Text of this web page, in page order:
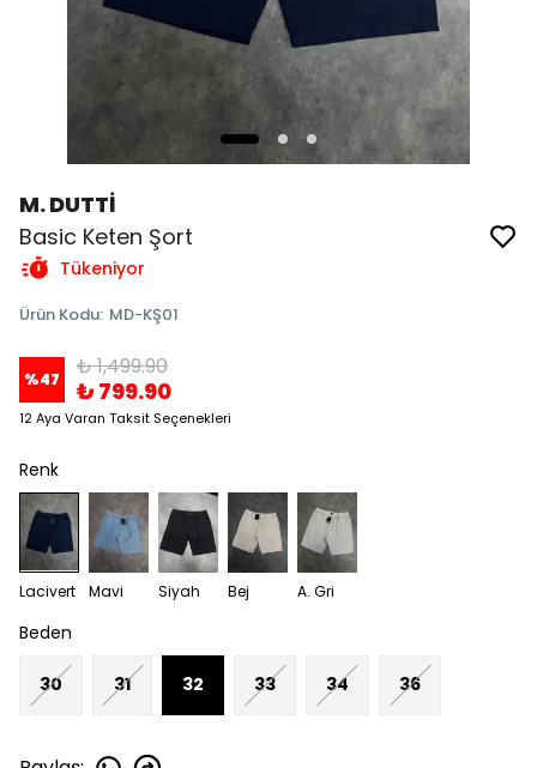
M. DUTTİ
Basic Keten Şort
Tükeniyor
Ürün Kodu: MD-KŞ01
%47 ₺ 1,499.90
₺ 799.90
12 Aya Varan Taksit Seçenekleri
Renk
Lacivert Mavi Siyah Bej A. Gri
Beden
30 31 32 33 34 36